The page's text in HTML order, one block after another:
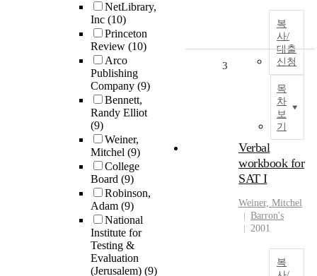
NetLibrary,
Inc (10)
Princeton
Review (10)
Arco
Publishing
Company (9)
Bennett,
Randy Elliot
(9)
Weiner,
Mitchel (9)
College
Board (9)
Robinson,
Adam (9)
National
Institute for
Testing &
Evaluation
(Jerusalem) (9)
복
사/
대출
신청
목
차
보
기
3
Verbal
workbook for
SAT I
Weiner, Mitchel
Barron's
2001
복